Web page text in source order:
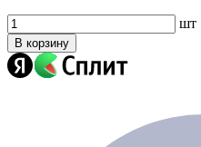
шт
В корзину